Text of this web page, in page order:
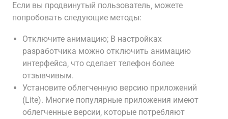
Если вы продвинутый пользователь‚ можете
попробовать следующие методы:
Отключите анимацию; В настройках
разработчика можно отключить анимацию
интерфейса‚ что сделает телефон более
отзывчивым.
Установите облегченную версию приложений
(Lite). Многие популярные приложения имеют
облегченные версии‚ которые потребляют